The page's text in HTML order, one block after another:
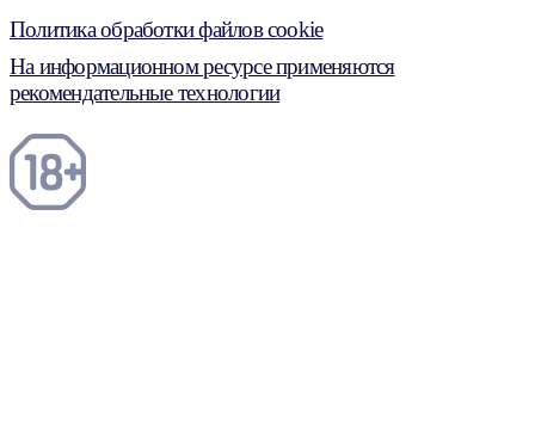
Политика обработки файлов cookie
На информационном ресурсе применяются
рекомендательные технологии